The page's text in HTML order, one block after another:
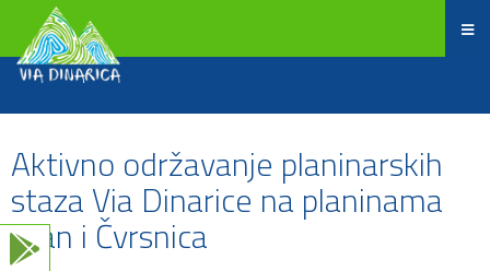
Aktivno održavanje planinarskih
staza Via Dinarice na planinama
Vran i Čvrsnica